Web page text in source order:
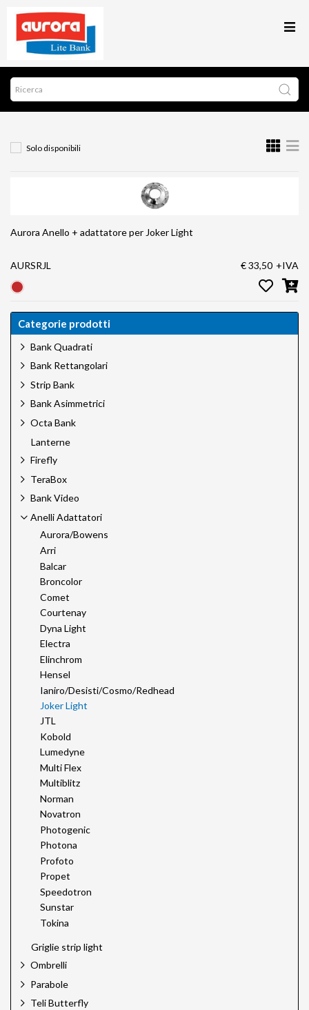
Solo disponibili
Aurora Anello + adattatore per Joker Light
AURSRJL € 33,50 +IVA
Categorie prodotti
Bank Quadrati
Bank Rettangolari
Strip Bank
Bank Asimmetrici
Octa Bank
Lanterne
Firefly
TeraBox
Bank Video
Anelli Adattatori
Aurora/Bowens
Arri
Balcar
Broncolor
Comet
Courtenay
Dyna Light
Electra
Elinchrom
Hensel
Ianiro/Desisti/Cosmo/Redhead
Joker Light
JTL
Kobold
Lumedyne
Multi Flex
Multiblitz
Norman
Novatron
Photogenic
Photona
Profoto
Propet
Speedotron
Sunstar
Tokina
Griglie strip light
Ombrelli
Parabole
Teli Butterfly